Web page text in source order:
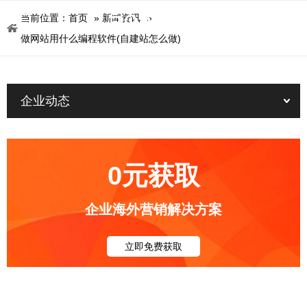
当前位置： 首页 » 新闻资讯 »
做网站用什么编程软件(自建站怎么做)
企业动态
0元获取
企业海外营销解决方案
立即免费获取